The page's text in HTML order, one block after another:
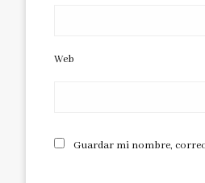
Web
Guardar mi nombre,